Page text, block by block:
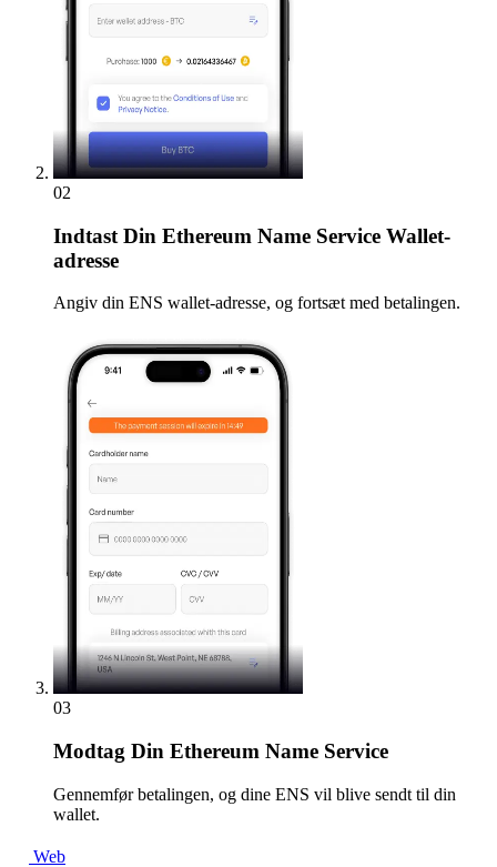
02
Indtast Din Ethereum Name Service Wallet-
adresse
Angiv din ENS wallet-adresse, og fortsæt med betalingen.
03
Modtag Din Ethereum Name Service
Gennemfør betalingen, og dine ENS vil blive sendt til din
wallet.
Web